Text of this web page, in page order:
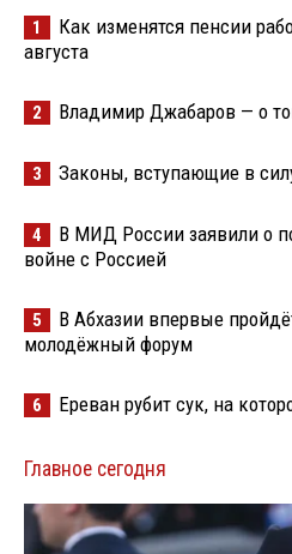
1
Как изменятся пенсии
августа
2 Владимир Джабаров — о
3 Законы, вступающие в
4
В МИД России заявили о
войне с Россией
5
В Абхазии впервые
молодёжный форум
6 Ереван рубит сук, на
Главное сегодня